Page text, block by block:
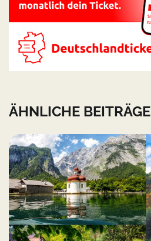
ÄHNLICHE BEITRÄGE